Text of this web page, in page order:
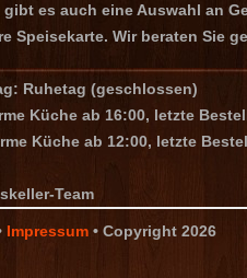
es auch eine Auswahl an
Speisekarte. Wir beraten Sie
Ruhetag (geschlossen)
Küche ab 16:00, letzte
Küche ab 12:00, letzte
Team
Impressum• Copyright 2026